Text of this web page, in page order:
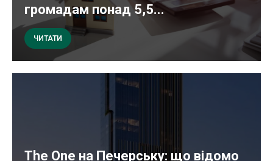
громадам понад 5,5...
ЧИТАТИ
The One на Печерську: що відомо